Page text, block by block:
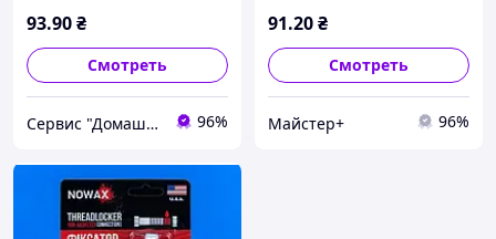
93.90₴
Смотреть
Сервис "Домашний мастер" 96%
91.20₴
Смотреть
Майстер+ 96%